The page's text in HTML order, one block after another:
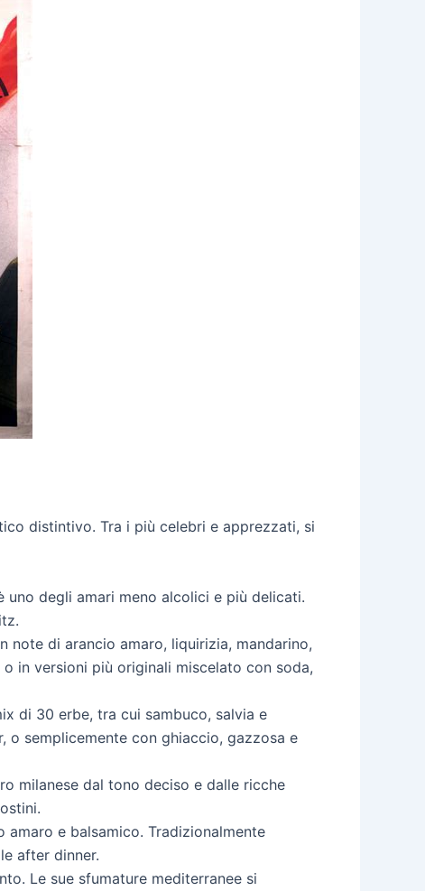
distintivo. Tra i più celebri e apprezzati, si
degli amari meno alcolici e più delicati.
note di arancio amaro, liquirizia, mandarino,
in versioni più originali miscelato con soda,
di 30 erbe, tra cui sambuco, salvia e
o semplicemente con ghiaccio, gazzosa e
milanese dal tono deciso e dalle ricche
e balsamico. Tradizionalmente
after dinner.
Le sue sfumature mediterranee si